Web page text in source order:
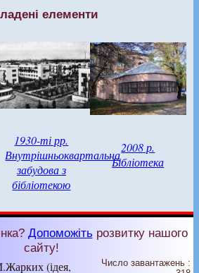
елементи
1930-ті рр.
Внутрішньоквартальна
забудова з
бібліотекою
2008 р.
Бібліотека
Допоможітьрозвитку нашого
сайту!
(ідея,
Число завантажень :